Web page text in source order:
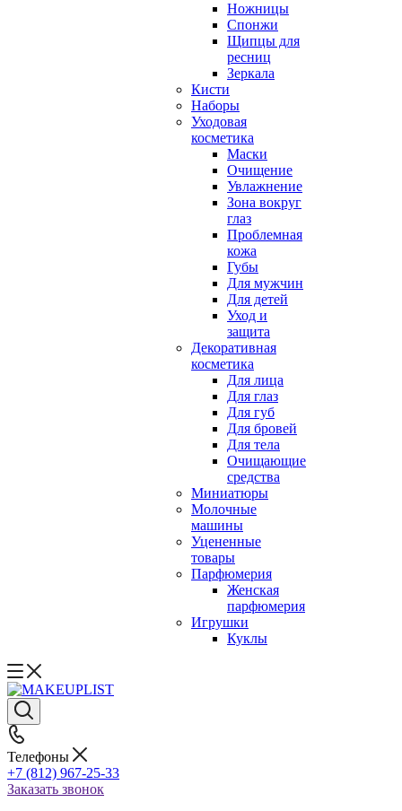
Ножницы
Спонжи
Щипцы для
ресниц
Зеркала
Кисти
Наборы
Уходовая
косметика
Маски
Очищение
Увлажнение
Зона вокруг
глаз
Проблемная
кожа
Губы
Для мужчин
Для детей
Уход и
защита
Декоративная
косметика
Для лица
Для глаз
Для губ
Для бровей
Для тела
Очищающие
средства
Миниатюры
Молочные
машины
Уцененные
товары
Парфюмерия
Женская
парфюмерия
Игрушки
Куклы
Телефоны
+7 (812) 967-25-33
Заказать звонок